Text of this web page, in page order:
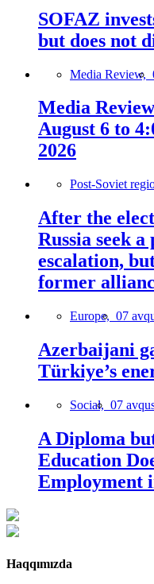
SOFAZ
but does not
Media Review,
Media
August 6 to
2026
Post-Soviet
After the
Russia seek
escalation,
former
Europe, 07
Azerbaijani
Türkiye’s
Social, 07
A Diploma
Education
Employment
Haqqımızda